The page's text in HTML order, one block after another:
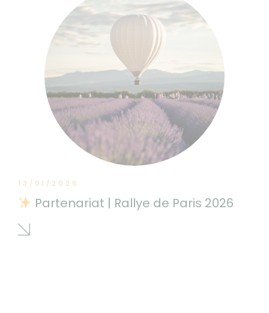
13/01/2026
Partenariat | Rallye de Paris 2026